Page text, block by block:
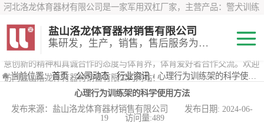
河北洛龙体育器材有限公司是一家军用双杠厂家，主营产品：警犬训练
*训练器材、400米障碍器材、军用单杠、军用双杠、军犬训练器材等训
练器材，咨询攀岩墙价格？在线咨询客服，公司以顾客至上的原则，锐
意创新的精神和真诚合作的态度与体育界，体育爱好者合作交流。欢迎
访问盐山洛龙体育器材销售有限公司网站！
盐山洛龙体育器材销售有限公司
集研发，生产，销售，售后服务为一体
当前位置：首页›公司动态›行业资讯› 心理行为训练架的科学使用方法
心理行为训练架的科学使用方法
发布来源：盐山洛龙体育器材销售有限公司 发布日期: 2024-06-
19 访问量:489
200米障碍器材
心理行为训练器